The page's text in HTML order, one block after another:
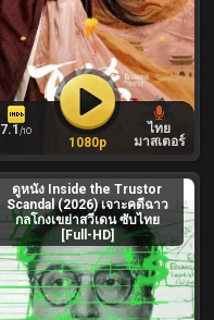
7.1 /10
ไทย
มาสเตอร์
1080p
ดูหนัง Inside the Trustor
Scandal (2026) เจาะคดีฉาว
กลโกงเขย่าสวีเดน ซับไทย
[Full-HD]